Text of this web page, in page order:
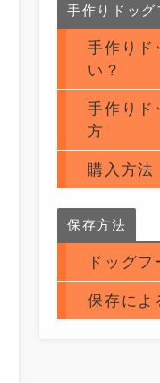
手作りドッグ
手作りド
い？
手作りド
方
購入方法
保存方法
ドッグ
保存によ